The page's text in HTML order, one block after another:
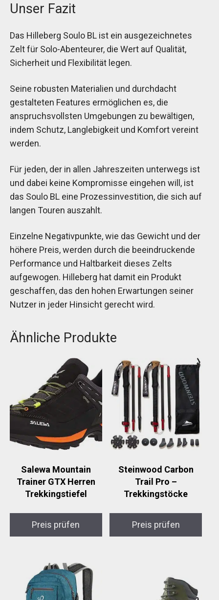
Unser Fazit
Das Hilleberg Soulo BL ist ein ausgezeichnetes
Zelt für Solo-Abenteurer, die Wert auf Qualität,
Sicherheit und Flexibilität legen.
Seine robusten Materialien und durchdacht
gestalteten Features ermöglichen es, die
anspruchsvollsten Umgebungen zu bewältigen,
indem Schutz, Langlebigkeit und Komfort vereint
werden.
Für jeden, der in allen Jahreszeiten unterwegs ist
und dabei keine Kompromisse eingehen will, ist
das Soulo BL eine Prozessinvestition, die sich auf
langen Touren auszahlt.
Einzelne Negativpunkte, wie das Gewicht und der
höhere Preis, werden durch die beeindruckende
Performance und Haltbarkeit dieses Zelts
aufgewogen. Hilleberg hat damit ein Produkt
geschaffen, das den hohen Erwartungen seiner
Nutzer in jeder Hinsicht gerecht wird.
Ähnliche Produkte
Salewa Mountain
Trainer GTX Herren
Trekkingstiefel
Preis prüfen
Steinwood Carbon
Trail Pro –
Trekkingstöcke
Preis prüfen